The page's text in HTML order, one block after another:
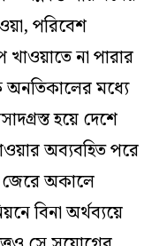
পরিবেশ
খাওয়াতে না পারার
মধ‌্যে
হয়ে দেশে
অব‌্যবহিত পরে
জেরে অকালে
বিনা অর্থব‌্যয়ে